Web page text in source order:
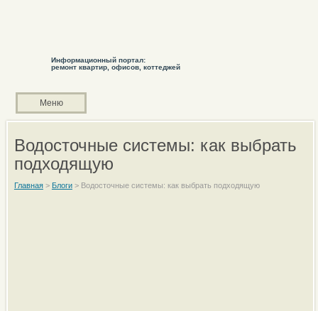
Информационный портал:
ремонт квартир, офисов, коттеджей
Меню
Водосточные системы: как выбрать
подходящую
Главная> Блоги> Водосточные системы: как выбрать подходящую